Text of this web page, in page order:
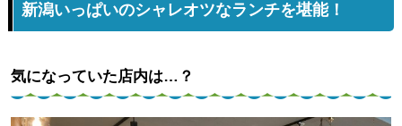
新潟いっぱいのシャレオツなランチを堪能！
気になっていた店内は…？